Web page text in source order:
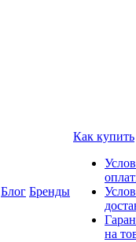
Блог Бренды
Как купить
на